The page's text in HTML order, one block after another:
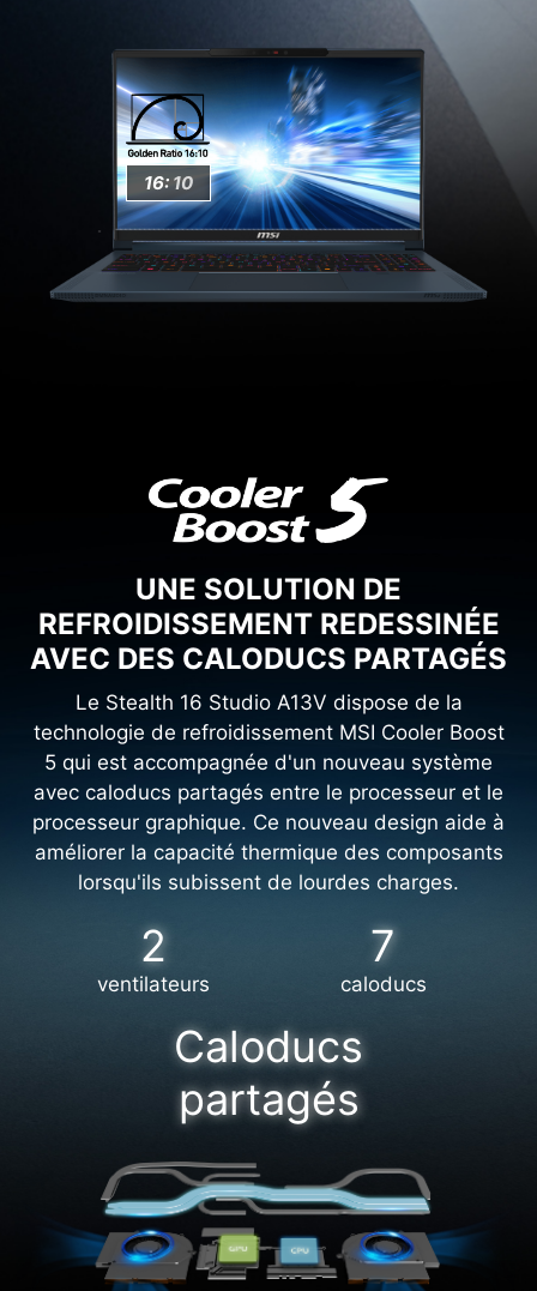
16: 10
UNE SOLUTION DE
REFROIDISSEMENT REDESSINÉE
AVEC DES CALODUCS PARTAGÉS
Le Stealth 16 Studio A13V dispose de la
technologie de refroidissement MSI Cooler Boost
5 qui est accompagnée d'un nouveau système
avec caloducs partagés entre le processeur et le
processeur graphique. Ce nouveau design aide à
améliorer la capacité thermique des composants
lorsqu'ils subissent de lourdes charges.
2
ventilateurs
7
caloducs
Caloducs
partagés